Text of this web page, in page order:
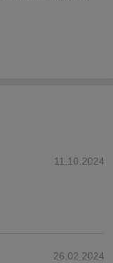
11.10.2024
26.02.2024